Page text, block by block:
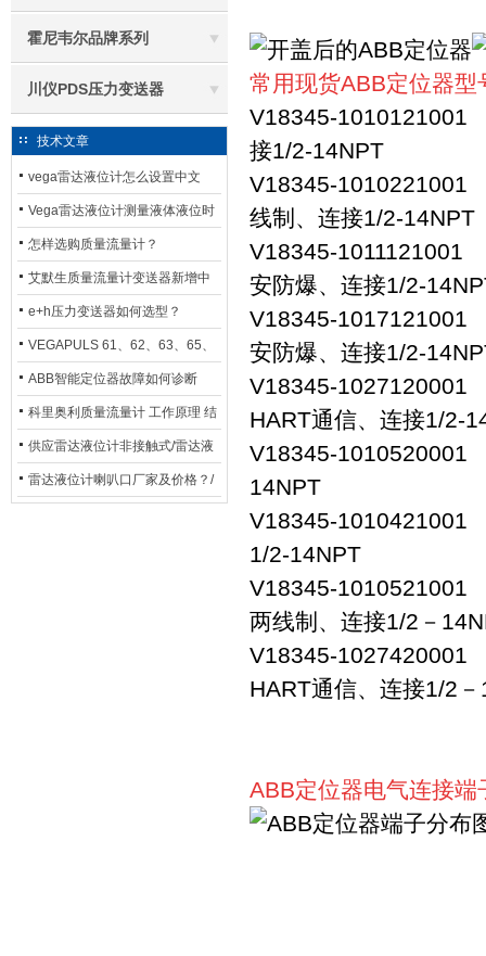
霍尼韦尔品牌系列
川仪PDS压力变送器
技术文章
vega雷达液位计怎么设置中文
Vega雷达液位计测量液体液位时
应如何选型？
怎样选购质量流量计？
艾默生质量流量计变送器新增中
文显示选项，操作更便捷
e+h压力变送器如何选型？
VEGAPULS 61、62、63、65、
66在化工行业中的应用
ABB智能定位器故障如何诊断
科里奥利质量流量计 工作原理 结
构特点 选用安装使用
供应雷达液位计非接触式/雷达液
位计厂家
雷达液位计喇叭口厂家及价格？/
常用现货ABB定位器型
V18345-1010121001
接1/2-14NPT
V18345-1010221001
线制、连接1/2-14NPT
V18345-1011121001
安防爆、连接1/2-
V18345-1017121001
安防爆、连接1/2-
V18345-1027120001
HART通信、连接1/2-
V18345-1010520001
14NPT
V18345-1010421001
1/2-14NPT
V18345-1010521001
两线制、连接1/2－
V18345-1027420001
HART通信、连接1/2
ABB定位器电气连接端